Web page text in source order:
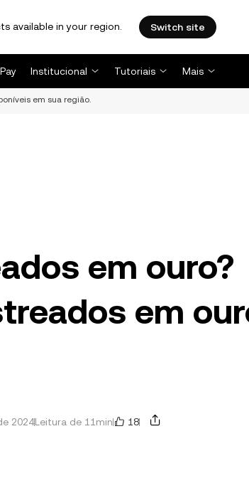
available in your region. Switch site
Pay Institucional Tutoriais Mais
em sua região.
em ouro?
em
2024Leitura de 11min 18